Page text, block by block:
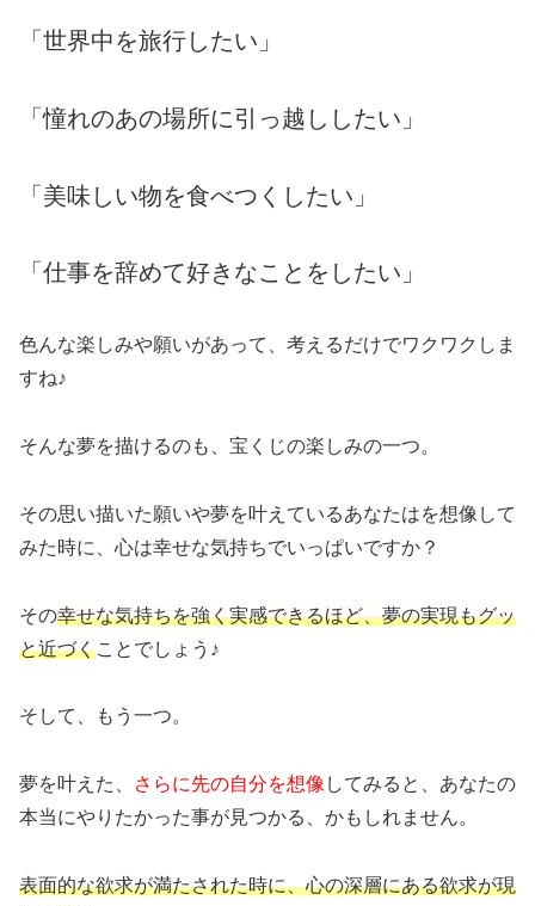
「世界中を旅行したい」
「憧れのあの場所に引っ越ししたい」
「美味しい物を食べつくしたい」
「仕事を辞めて好きなことをしたい」
色んな楽しみや願いがあって、考えるだけでワクワクしま
すね♪
そんな夢を描けるのも、宝くじの楽しみの一つ。
その思い描いた願いや夢を叶えているあなたはを想像して
みた時に、心は幸せな気持ちでいっぱいですか？
その幸せな気持ちを強く実感できるほど、夢の実現もグッ
と近づくことでしょう♪
そして、もう一つ。
夢を叶えた、 さらに先の自分を想像 してみると、あなたの
本当にやりたかった事が見つかる、かもしれません。
表面的な欲求が満たされた時に、心の深層にある欲求が現